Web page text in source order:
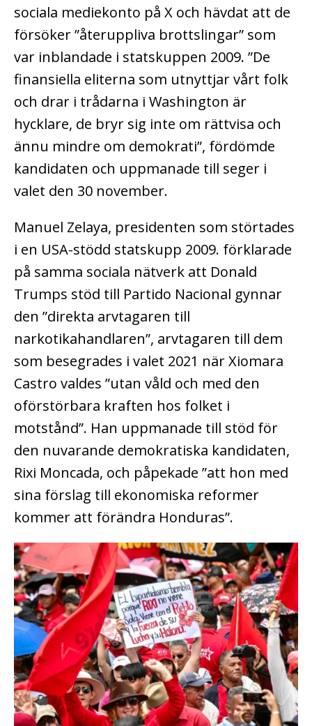
sociala mediekonto på X och hävdat att de
försöker ”återuppliva brottslingar” som
var inblandade i statskuppen 2009. ”De
finansiella eliterna som utnyttjar vårt folk
och drar i trådarna i Washington är
hycklare, de bryr sig inte om rättvisa och
ännu mindre om demokrati”, fördömde
kandidaten och uppmanade till seger i
valet den 30 november.
Manuel Zelaya, presidenten som störtades
i en USA-stödd statskupp 2009. förklarade
på samma sociala nätverk att Donald
Trumps stöd till Partido Nacional gynnar
den ”direkta arvtagaren till
narkotikahandlaren”, arvtagaren till dem
som besegrades i valet 2021 när Xiomara
Castro valdes ”utan våld och med den
oförstörbara kraften hos folket i
motstånd”. Han uppmanade till stöd för
den nuvarande demokratiska kandidaten,
Rixi Moncada, och påpekade ”att hon med
sina förslag till ekonomiska reformer
kommer att förändra Honduras”.